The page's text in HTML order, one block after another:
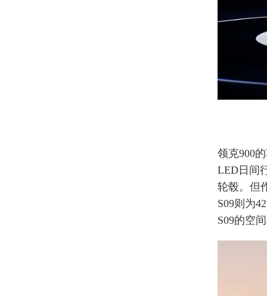
领克900
LED日间
轮毂。但
S09则为
S09的空